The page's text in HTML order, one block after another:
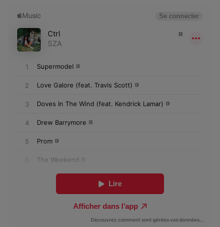
Service Commercial
Contact
Se connecter